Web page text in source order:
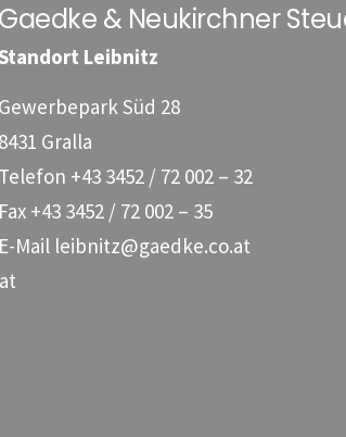
Gaedke & Neukirchner
Standort Leibnitz
Gewerbepark Süd 28
8431 Gralla
Telefon +43 3452 / 72 002 – 32
Fax +43 3452 / 72 002 – 35
E-Mail leibnitz@gaedke.co.at